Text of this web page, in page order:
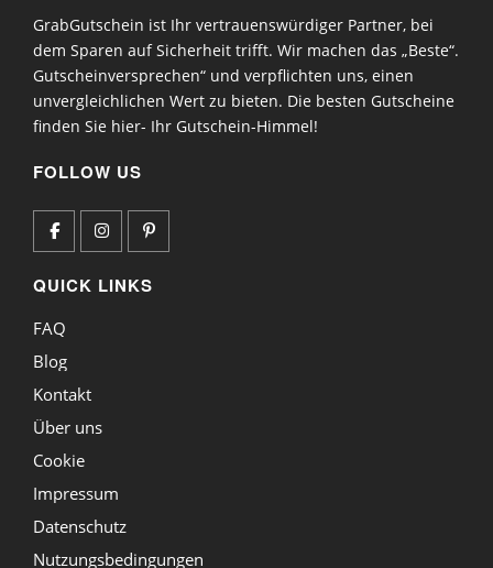
GrabGutschein ist Ihr vertrauenswürdiger Partner, bei
dem Sparen auf Sicherheit trifft. Wir machen das „Beste“.
Gutscheinversprechen“ und verpflichten uns, einen
unvergleichlichen Wert zu bieten. Die besten Gutscheine
finden Sie hier- Ihr Gutschein-Himmel!
FOLLOW US
QUICK LINKS
FAQ
Blog
Kontakt
Über uns
Cookie
Impressum
Datenschutz
Nutzungsbedingungen